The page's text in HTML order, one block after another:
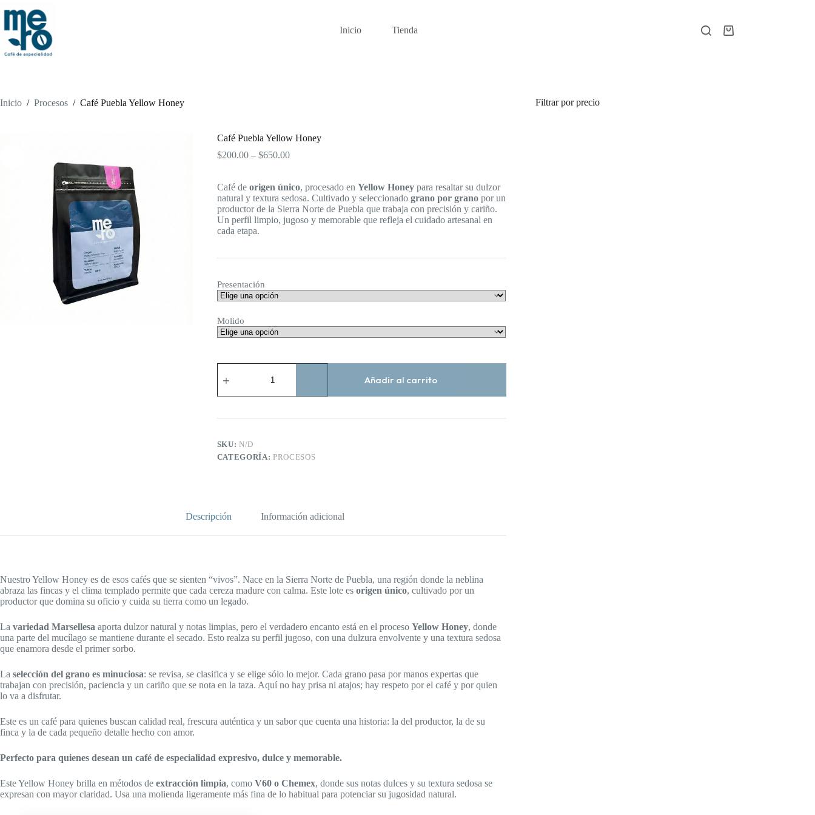
contenido
Inicio Tienda
Shopping
Inicio / Procesos / Café Puebla Yellow Honey
Café Puebla Yellow Honey
$200.00 – $650.00Price
through
$650.00
Café de origen único, procesado en Yellow Honeypara resaltar su dulzor
natural y textura sedosa. Cultivado y seleccionado grano por granopor un
productor de la Sierra Norte de Puebla que trabaja con precisión y cariño.
Un perfil limpio, jugoso y memorable que refleja el cuidado artesanal en
cada etapa.
Presentación
Molido
Puebla
Honey
Añadir al carrito
SKU:N/D
CATEGORÍA: PROCESOS
Descripción Información adicional
Nuestro Yellow Honey es de esos cafés que se sienten “vivos”. Nace en la Sierra Norte de Puebla, una región donde la neblina
abraza las fincas y el clima templado permite que cada cereza madure con calma. Este lote es origen único, cultivado por un
productor que domina su oficio y cuida su tierra como un legado.
La variedad Marsellesa aporta dulzor natural y notas limpias, pero el verdadero encanto está en el proceso Yellow Honey, donde
una parte del mucílago se mantiene durante el secado. Esto realza su perfil jugoso, con una dulzura envolvente y una textura sedosa
que enamora desde el primer sorbo.
La selección del grano es minuciosa: se revisa, se clasifica y se elige sólo lo mejor. Cada grano pasa por manos expertas que
trabajan con precisión, paciencia y un cariño que se nota en la taza. Aquí no hay prisa ni atajos; hay respeto por el café y por quien
lo va a disfrutar.
Este es un café para quienes buscan calidad real, frescura auténtica y un sabor que cuenta una historia: la del productor, la de su
finca y la de cada pequeño detalle hecho con amor.
Perfecto para quienes desean un café de especialidad expresivo, dulce y memorable.
Este Yellow Honey brilla en métodos de extracción limpia, como V60 o Chemex, donde sus notas dulces y su textura sedosa se
expresan con mayor claridad. Usa una molienda ligeramente más fina de lo habitual para potenciar su jugosidad natural.
Filtrar por precio